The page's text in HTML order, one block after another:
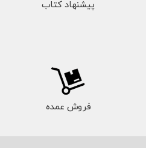
پیشنهاد کتاب
فروش عمده